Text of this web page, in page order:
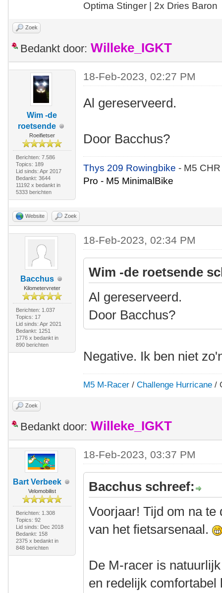
Optima Stinger | 2x Dries Baron
Zoek
Bedankt door: Willeke_IGKT
Wim -de
roetsende
Roeifietser
Berichten: 7.586
Topics: 189
Lid sinds: Apr 2017
Bedankt: 3644
11192 x bedankt in
5333 berichten
18-Feb-2023, 02:27 PM
Al gereserveerd.
Door Bacchus?
Thys 209 Rowingbike- M5
Pro - M5 MinimalBike
Website Zoek
Bacchus
Kilometervreter
Berichten: 1.037
Topics: 17
Lid sinds: Apr 2021
Bedankt: 1251
1776 x bedankt in
890 berichten
18-Feb-2023, 02:34 PM
Wim -de roetsende
Al gereserveerd.
Door Bacchus?
Negative. Ik ben niet
M5 M-Racer /Challenge Hurricane /
Zoek
Bedankt door: Willeke_IGKT
Bart Verbeek
Velomobilist
Berichten: 1.308
Topics: 92
Lid sinds: Dec 2018
Bedankt: 158
2375 x bedankt in
848 berichten
18-Feb-2023, 03:37 PM
Bacchus schreef:
Voorjaar! Tijd om na te
van het fietsarsenaal.
De M-racer is
en redelijk comfortabel